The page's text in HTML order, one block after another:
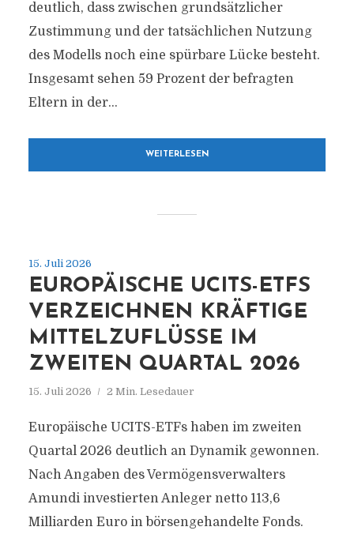
deutlich, dass zwischen grundsätzlicher
Zustimmung und der tatsächlichen Nutzung
des Modells noch eine spürbare Lücke besteht.
Insgesamt sehen 59 Prozent der befragten
Eltern in der...
WEITERLESEN
15. Juli 2026
EUROPÄISCHE UCITS-ETFS
VERZEICHNEN KRÄFTIGE
MITTELZUFLÜSSE IM
ZWEITEN QUARTAL 2026
15. Juli 2026 2 Min. Lesedauer
Europäische UCITS-ETFs haben im zweiten
Quartal 2026 deutlich an Dynamik gewonnen.
Nach Angaben des Vermögensverwalters
Amundi investierten Anleger netto 113,6
Milliarden Euro in börsengehandelte Fonds.